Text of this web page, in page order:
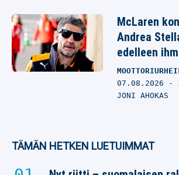
McLaren
Andrea
edelleen
07.08.2026 -
JONI AHOKAS
TÄMÄN HETKEN LUETUIMMAT